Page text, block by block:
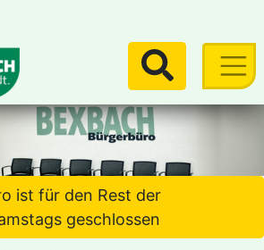
Suchen
ist für den Rest der
geschlossen